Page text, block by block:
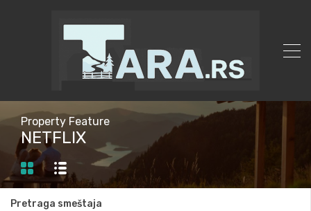
Property Feature
NETFLIX
Pretraga smeštaja